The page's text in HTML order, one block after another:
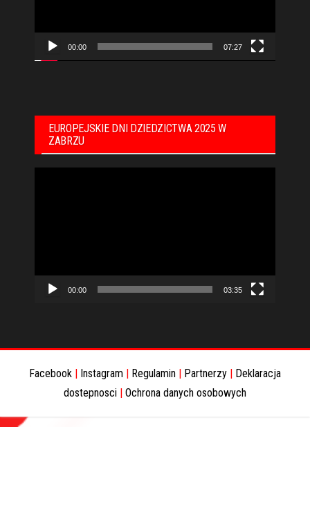
00:00 07:27
EUROPEJSKIE DNI DZIEDZICTWA 2025 W
ZABRZU
00:00 03:35
Facebook | Instagram | Regulamin | Partnerzy | Deklaracja
dostepnosci | Ochrona danych osobowych